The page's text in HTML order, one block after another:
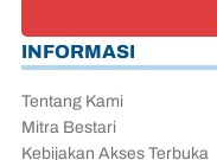
INFORMASI
Tentang Kami
Mitra Bestari
Kebijakan Akses Terbuka